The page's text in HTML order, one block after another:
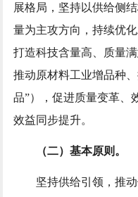
展格局，坚持以供给侧
量为主攻方向，持续优
打造科技含量高、质量
推动原材料工业增品种
品”），促进质量变革、
效益同步提升。
（二）基本原则。
坚持供给引领，推